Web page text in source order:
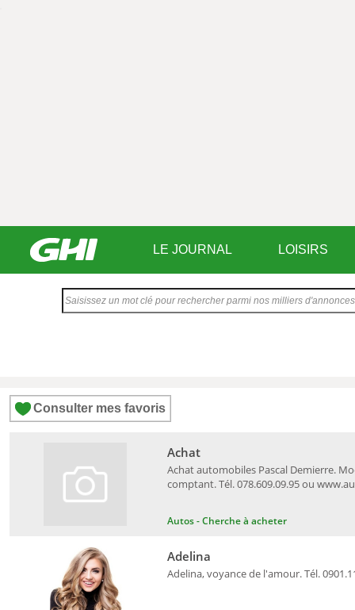
LE JOURNAL LOISIRS
Consulter mes favoris
Autos - Cherche à acheter
Achat automobiles Pascal Demierre.
comptant. Tél. 078.609.09.95 ou
Achat
Adelina, voyance de l'amour. Tél.
Adelina